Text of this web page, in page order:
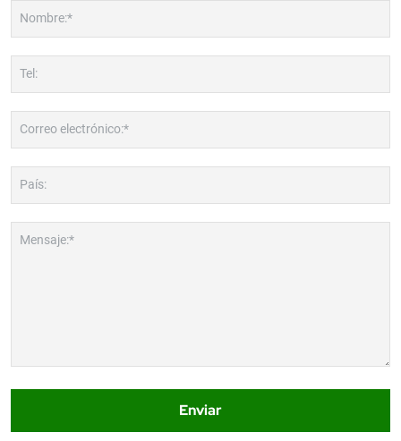
Nombre:*
Tel:
Correo electrónico:*
País:
Mensaje:*
Enviar